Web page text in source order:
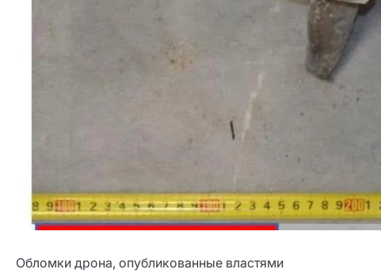
Обломки дрона, опубликованные властями